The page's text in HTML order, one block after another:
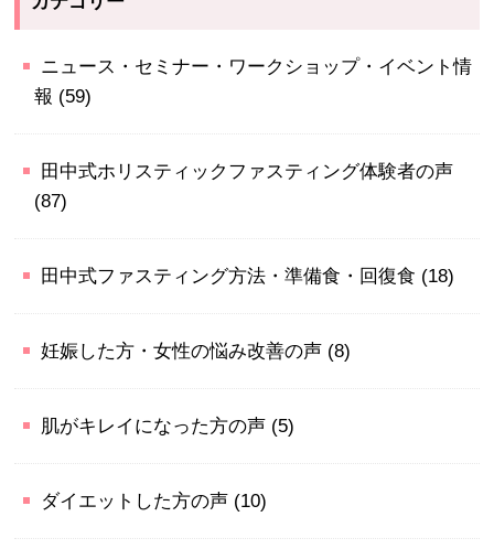
ニュース・セミナー・ワークショップ・イベント情
報 (59)
田中式ホリスティックファスティング体験者の声
(87)
田中式ファスティング方法・準備食・回復食 (18)
妊娠した方・女性の悩み改善の声 (8)
肌がキレイになった方の声 (5)
ダイエットした方の声 (10)